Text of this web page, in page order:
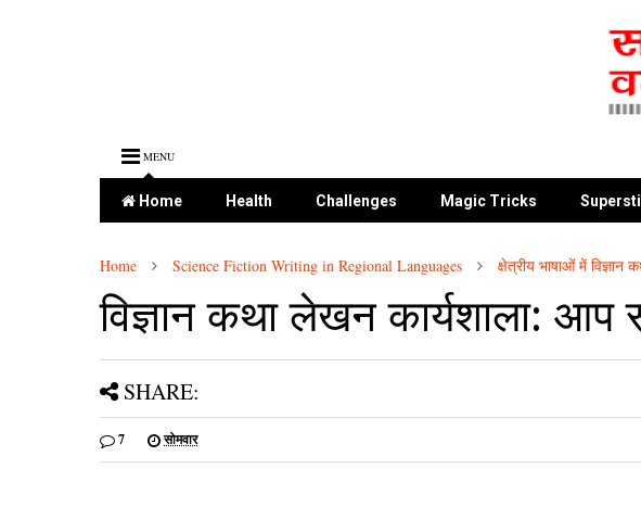
MENU
Home Health Challenges Magic Tricks
Home Science Fiction Writing in Regional Languages क्षेत्रीय भाषाओं में विज्ञान
विज्ञान कथा लेखन कार्यशाला: आप
SHARE:
7 सोमवार